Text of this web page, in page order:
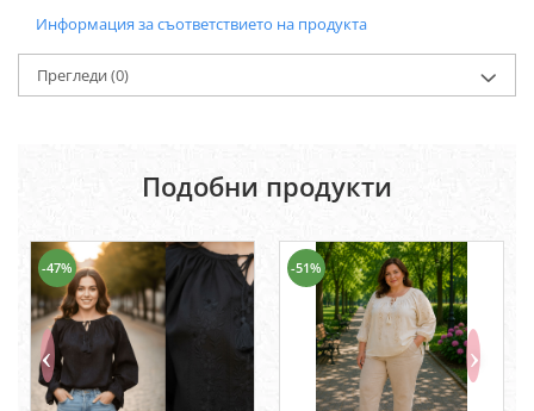
Информация за съответствието на продукта
Прегледи (0)
Подобни продукти
-47% -51%